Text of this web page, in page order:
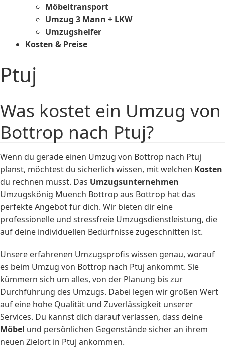
Möbeltransport
Umzug 3 Mann + LKW
Umzugshelfer
Kosten & Preise
Ptuj
Was kostet ein Umzug von
Bottrop nach Ptuj?
Wenn du gerade einen Umzug von Bottrop nach Ptuj
planst, möchtest du sicherlich wissen, mit welchen Kosten
du rechnen musst. Das Umzugsunternehmen
Umzugskönig Muench Bottrop aus Bottrop hat das
perfekte Angebot für dich. Wir bieten dir eine
professionelle und stressfreie Umzugsdienstleistung, die
auf deine individuellen Bedürfnisse zugeschnitten ist.
Unsere erfahrenen Umzugsprofis wissen genau, worauf
es beim Umzug von Bottrop nach Ptuj ankommt. Sie
kümmern sich um alles, von der Planung bis zur
Durchführung des Umzugs. Dabei legen wir großen Wert
auf eine hohe Qualität und Zuverlässigkeit unserer
Services. Du kannst dich darauf verlassen, dass deine
Möbel und persönlichen Gegenstände sicher an ihrem
neuen Zielort in Ptuj ankommen.